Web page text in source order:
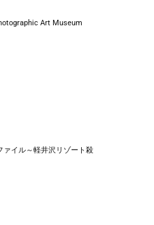
Art Museum
ァイル～軽井沢リゾート殺